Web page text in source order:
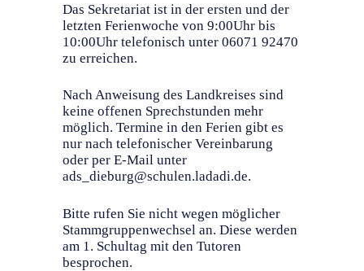
Das Sekretariat ist in der ersten und der
letzten Ferienwoche von 9:00Uhr bis
10:00Uhr telefonisch unter 06071 92470
zu erreichen.
Nach Anweisung des Landkreises sind
keine offenen Sprechstunden mehr
möglich. Termine in den Ferien gibt es
nur nach telefonischer Vereinbarung
oder per E-Mail unter
ads_dieburg@schulen.ladadi.de.
Bitte rufen Sie nicht wegen möglicher
Stammgruppenwechsel an. Diese werden
am 1. Schultag mit den Tutoren
besprochen.